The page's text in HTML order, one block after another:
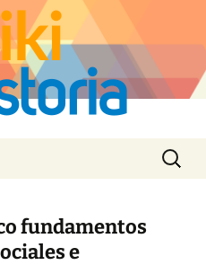
Buscar:
fundamentos
e